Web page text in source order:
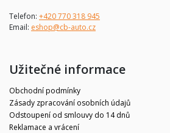
Telefon: +420 770 318 945
Email: eshop@cb-auto.cz
Užitečné informace
Obchodní podmínky
Zásady zpracování osobních údajů
Odstoupení od smlouvy do 14 dnů
Reklamace a vrácení